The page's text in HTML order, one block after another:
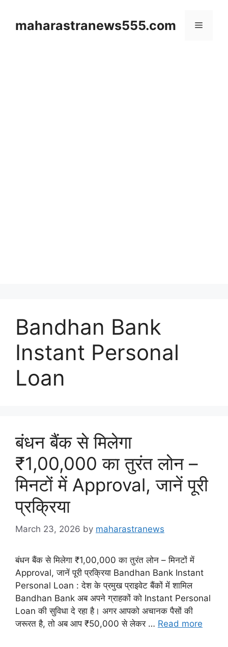
contentmaharastranews555.com Menu
Bandhan Bank
Instant Personal
Loan
बंधन बैंक से मिलेगा
₹1,00,000 का तुरंत लोन –
मिनटों में Approval, जानें पूरी
प्रक्रिया
March 23, 2026 by maharastranews
बंधन बैंक से मिलेगा ₹1,00,000 का तुरंत लोन – मिनटों में
Approval, जानें पूरी प्रक्रिया Bandhan Bank Instant
Personal Loan : देश के प्रमुख प्राइवेट बैंकों में शामिल
Bandhan Bank अब अपने ग्राहकों को Instant Personal
Loan की सुविधा दे रहा है। अगर आपको अचानक पैसों की
जरूरत है, तो अब आप ₹50,000 से लेकर … Read more